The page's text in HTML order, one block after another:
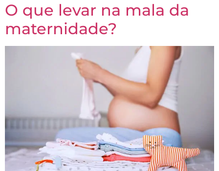
O que levar na mala da
maternidade?